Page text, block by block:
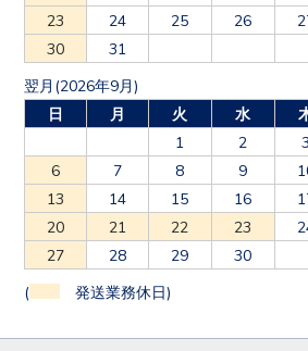
23
24 25 26
30
31
翌月(2026年9月)
日
月 火 水
1
2 3
6
7 8 9
13
14 15 16
20
21 22 23
27
28 29 30
( 発送業務休日)